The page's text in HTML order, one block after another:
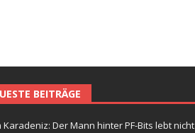
BEITRÄGE
Karadeniz: Der Mann hinter PF-Bits lebt nicht